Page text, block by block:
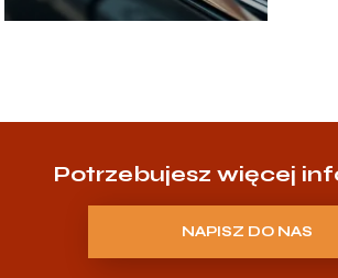
Potrzebujesz więcej
NAPISZ DO NAS